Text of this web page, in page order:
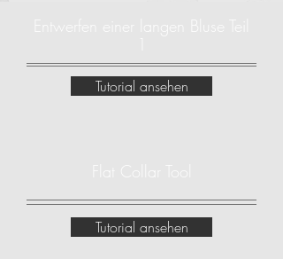
Entwerfen einer langen Bluse Teil
Tutorial ansehen
Flat Collar Tool
Tutorial ansehen